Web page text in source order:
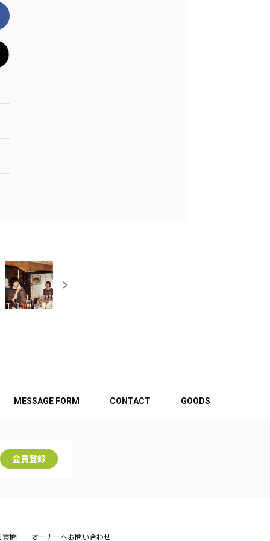
MESSAGE FORM CONTACT GOODS
会員登録
質問 オーナーへお問い合わせ